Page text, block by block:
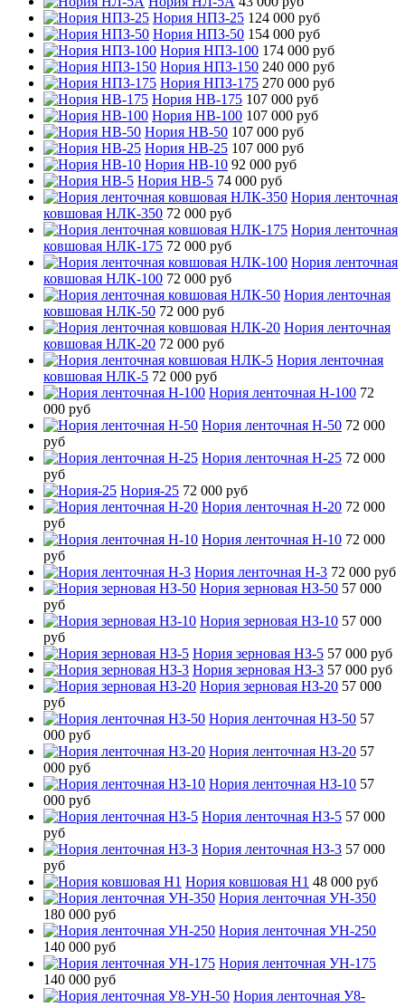
Нория НПЗ-25 124 000 руб
Нория НПЗ-50 154 000 руб
Нория НПЗ-100 174 000 руб
Нория НПЗ-150 240 000 руб
Нория НПЗ-175 270 000 руб
Нория НВ-175 107 000 руб
Нория НВ-100 107 000 руб
Нория НВ-50 107 000 руб
Нория НВ-25 107 000 руб
Нория НВ-10 92 000 руб
Нория НВ-5 74 000 руб
Нория ленточная
ковшовая НЛК-350 72 000 руб
Нория ленточная
ковшовая НЛК-175 72 000 руб
Нория ленточная
ковшовая НЛК-100 72 000 руб
Нория ленточная
ковшовая НЛК-50 72 000 руб
Нория ленточная
ковшовая НЛК-20 72 000 руб
Нория ленточная
ковшовая НЛК-5 72 000 руб
Нория ленточная Н-100 72
000 руб
Нория ленточная Н-50 72 000
руб
Нория ленточная Н-25 72 000
руб
Нория-25 72 000 руб
Нория ленточная Н-20 72 000
руб
Нория ленточная Н-10 72 000
руб
Нория ленточная Н-3 72 000 руб
Нория зерновая НЗ-50 57 000
руб
Нория зерновая НЗ-10 57 000
руб
Нория зерновая НЗ-5 57 000 руб
Нория зерновая НЗ-3 57 000 руб
Нория зерновая НЗ-20 57 000
руб
Нория ленточная НЗ-50 57
000 руб
Нория ленточная НЗ-20 57
000 руб
Нория ленточная НЗ-10 57
000 руб
Нория ленточная НЗ-5 57 000
руб
Нория ленточная НЗ-3 57 000
руб
Нория ковшовая Н1 48 000 руб
Нория ленточная УН-350
180 000 руб
Нория ленточная УН-250
140 000 руб
Нория ленточная УН-175
140 000 руб
Нория ленточная У8-